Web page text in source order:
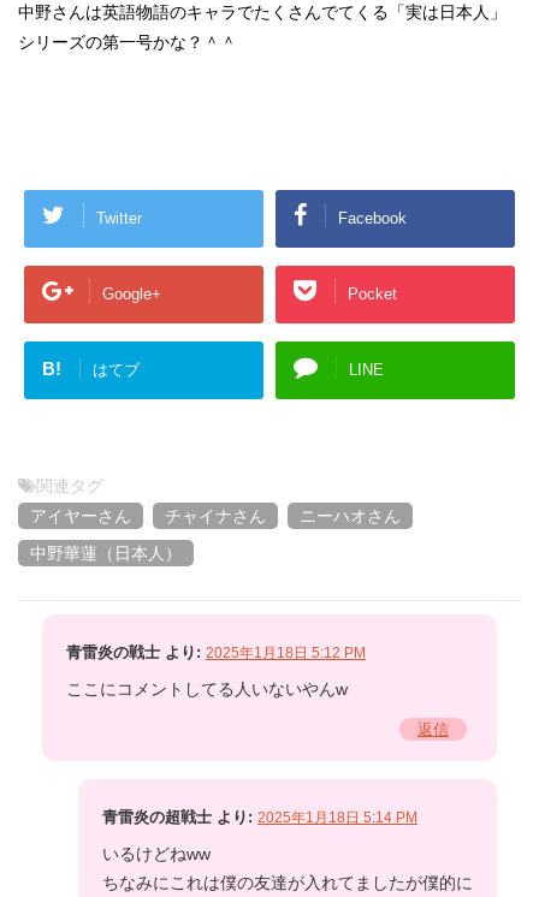
中野さんは英語物語のキャラでたくさんでてくる「実は日本人」
シリーズの第一号かな？＾＾
Twitter Facebook
Google+ Pocket
B! はてブ LINE
関連タグ
アイヤーさん
チャイナさん
ニーハオさん
中野華蓮（日本人）
青雷炎の戦士 より: 2025年1月18日 5:12 PM
ここにコメントしてる人いないやんw
返信
青雷炎の超戦士 より: 2025年1月18日 5:14 PM
いるけどねww
ちなみにこれは僕の友達が入れてましたが僕的に